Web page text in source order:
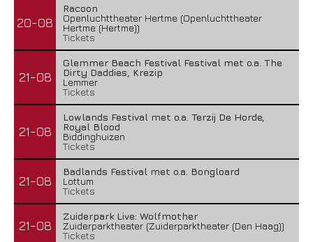
20-08
Racoon
Openluchttheater Hertme (Openluchttheater
Hertme (Hertme))
Tickets
21-08
Glemmer Beach Festival Festival met o.a. The
Dirty Daddies, Krezip
Lemmer
Tickets
21-08
Lowlands Festival met o.a. Terzij De Horde,
Royal Blood
Biddinghuizen
Tickets
21-08
Badlands Festival met o.a. Bongloard
Lottum
Tickets
21-08
Zuiderpark Live: Wolfmother
Zuiderparktheater (Zuiderparktheater (Den Haag))
Tickets